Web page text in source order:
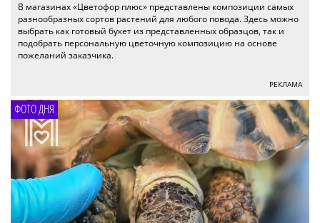
В магазинах «Цветофор плюс» представлены композиции самых
разнообразных сортов растений для любого повода. Здесь можно
выбрать как готовый букет из представленных образцов, так и
подобрать персональную цветочную композицию на основе
пожеланий заказчика.
РЕКЛАМА
ФОТО ДНЯ